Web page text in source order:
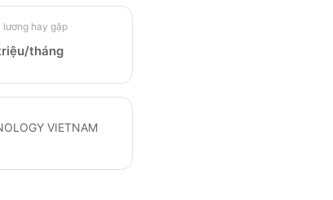
lương hay gặp
tháng
VIETNAM